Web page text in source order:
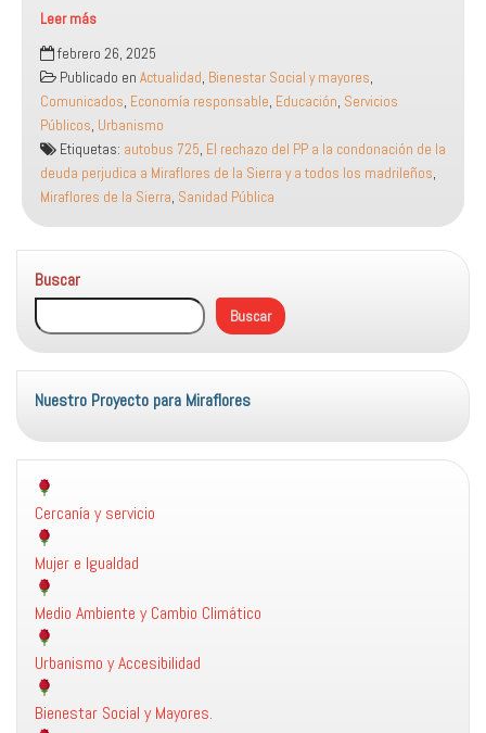
Leer más
El
rechazo
del
PP
a
la
condonación
de
la
deuda
perjudica
a
Miraflores
de
la
Sierra
a
los
madrileños
febrero 26, 2025
Publicado en Actualidad, Bienestar Social y mayores,
Comunicados, Economía responsable, Educación, Servicios
Públicos, Urbanismo
Etiquetas: autobus 725, El rechazo del PP a la condonación de la
deuda perjudica a Miraflores de la Sierra y a todos los madrileños,
Miraflores de la Sierra, Sanidad Pública
Buscar
Buscar
Nuestro Proyecto para Miraflores
Cercanía y servicio
Mujer e Igualdad
Medio Ambiente y Cambio Climático
Urbanismo y Accesibilidad
Bienestar Social y Mayores.